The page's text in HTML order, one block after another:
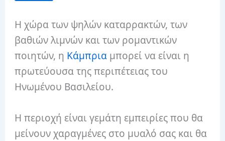
Η χώρα των ψηλών καταρρακτών, των
βαθιών λιμνών και των ρομαντικών
ποιητών, η Κάμπρια μπορεί να είναι η
πρωτεύουσα της περιπέτειας του
Ηνωμένου Βασιλείου.
Η περιοχή είναι γεμάτη εμπειρίες που θα
μείνουν χαραγμένες στο μυαλό σας και θα